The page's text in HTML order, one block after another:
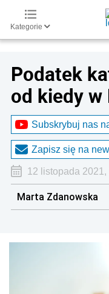
Kategorie
Podatek
od kiedy w
Subskrybuj nas
Zapisz się na
12 listopada 2021,
Marta Zdanowska